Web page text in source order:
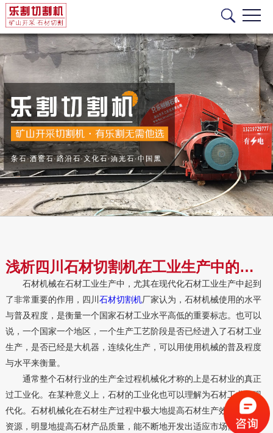
浅析四川石材切割机在工业生产中的作用
石材机械在石材工业生产中，尤其在现代化石材工业生产中起到
了非常重要的作用，四川 石材切割机厂家认为，石材机械使用的水平
与普及程度，是衡量一个国家石材工业水平高低的重要标志。也可以
说，一个国家一个地区，一个生产工艺阶段是否已经进入了石材工业
生产，是否已经是大机器，连续化生产，可以用使用机械的普及程度
与水平来衡量。
通常整个石材行业的生产全过程机械化才称的上是石材业的真正
过工业化。在某种意义上，石材的工业化也可以理解为石材工业的现
代化。石材机械化在石材生产过程中极大地提高石材生产效率，节约
资源，明显地提高石材产品质量，能不断地开发出适应市场需求的产